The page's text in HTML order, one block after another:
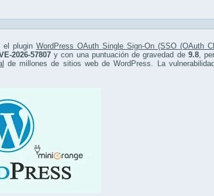
el plugin WordPress OAuth Single Sign-On (SSO (OAuth
2026-57807y con una puntuación de gravedad de 9.8,
de millones de sitios web de WordPress. La